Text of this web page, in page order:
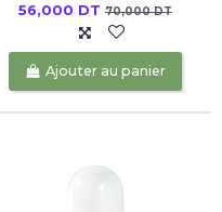
56,000 DT70,000 DT
Ajouter au panier